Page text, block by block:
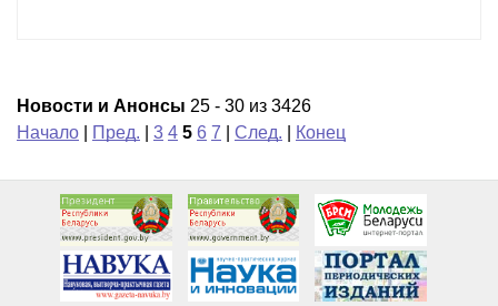
Новости и Анонсы 25 - 30 из 3426
Начало
Пред. 3 4 5 6 7 След. Конец